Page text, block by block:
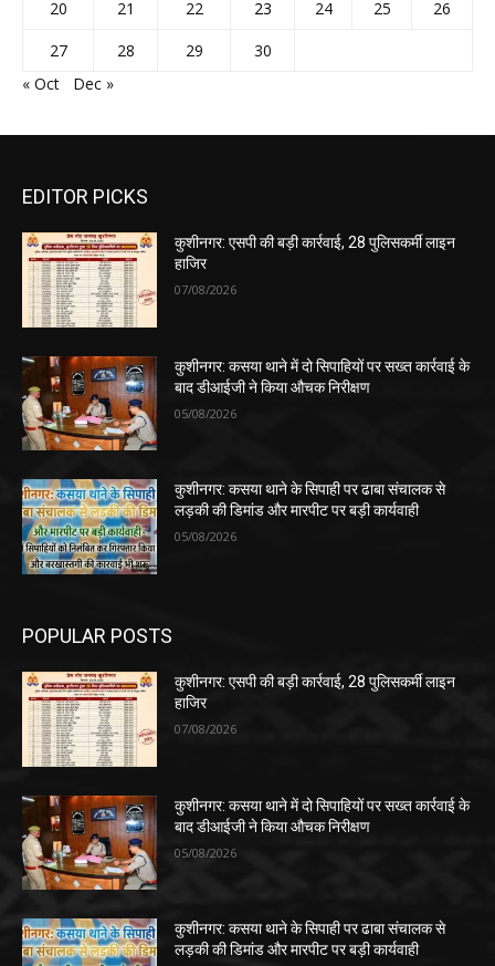
20
21 22 23 24 25
26
27
28 29
30
« Oct
Dec »
EDITOR PICKS
कुशीनगर: एसपी की बड़ी कार्रवाई, 28 पुलिसकर्मी लाइन
हाजिर
07/08/2026
कुशीनगर: कसया थाने में दो सिपाहियों पर सख्त कार्रवाई के
बाद डीआईजी ने किया औचक निरीक्षण
05/08/2026
कुशीनगर: कसया थाने के सिपाही पर ढाबा संचालक से
लड़की की डिमांड और मारपीट पर बड़ी कार्यवाही
05/08/2026
POPULAR POSTS
कुशीनगर: एसपी की बड़ी कार्रवाई, 28 पुलिसकर्मी लाइन
हाजिर
07/08/2026
कुशीनगर: कसया थाने में दो सिपाहियों पर सख्त कार्रवाई के
बाद डीआईजी ने किया औचक निरीक्षण
05/08/2026
कुशीनगर: कसया थाने के सिपाही पर ढाबा संचालक से
लड़की की डिमांड और मारपीट पर बड़ी कार्यवाही